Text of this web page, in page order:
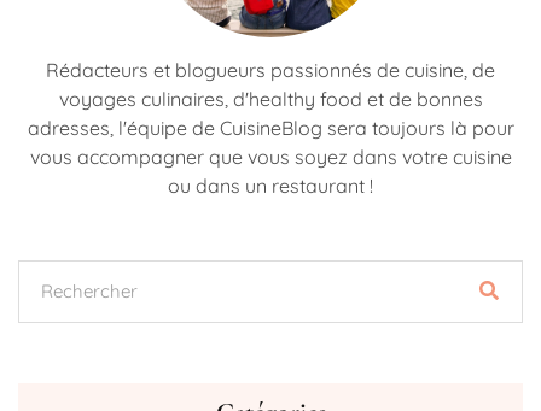
Rédacteurs et blogueurs passionnés de cuisine, de
voyages culinaires, d'healthy food et de bonnes
adresses, l'équipe de CuisineBlog sera toujours là pour
vous accompagner que vous soyez dans votre cuisine
ou dans un restaurant !